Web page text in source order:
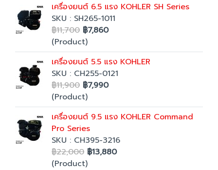
เครื่องยนต์ 6.5 แรง KOHLER SH Series
SKU : SH265-1011
฿11,700 ฿7,860
(Product)
เครื่องยนต์ 5.5 แรง KOHLER
SKU : CH255-0121
฿11,900 ฿7,990
(Product)
เครื่องยนต์ 9.5 แรง KOHLER Command
Pro Series
SKU : CH395-3216
฿22,000 ฿13,880
(Product)